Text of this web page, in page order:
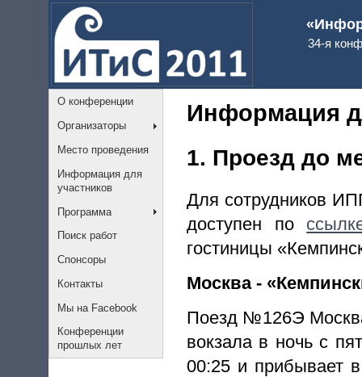
34-я
О конференции
Организаторы
Место проведения
Информация для
участников
Программа
Поиск работ
Спонсоры
Контакты
Мы на Facebook
Конференции
прошлых лет
Информация
1. Проезд до
Для сотрудников
доступен по
гостиницы
Москва -
Поезд №126Э
вокзала в ночь с
00:25 и прибывает